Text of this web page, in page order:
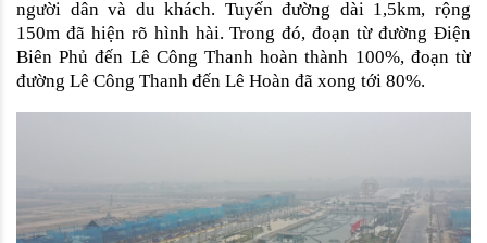
người dân và du khách. Tuyến đường dài 1,5km, rộng
150m đã hiện rõ hình hài. Trong đó, đoạn từ đường Điện
Biên Phủ đến Lê Công Thanh hoàn thành 100%, đoạn từ
đường Lê Công Thanh đến Lê Hoàn đã xong tới 80%.